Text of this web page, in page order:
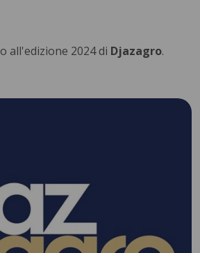
all'edizione 2024 di Djazagro.